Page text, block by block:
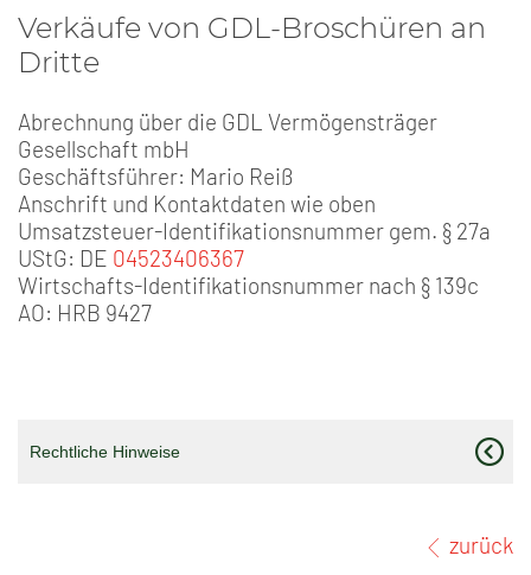
Verkäufe von GDL-Broschüren an
Dritte
Abrechnung über die GDL Vermögensträger
Gesellschaft mbH
Geschäftsführer: Mario Reiß
Anschrift und Kontaktdaten wie oben
Umsatzsteuer-Identifikationsnummer gem. § 27a
UStG: DE 04523406367
Wirtschafts-Identifikationsnummer nach § 139c
AO: HRB 9427
Rechtliche Hinweise
zurück